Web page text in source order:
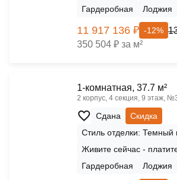
Гардеробная
Лоджия
11 917 136 ₽ -12%
350 504 ₽ за м²
1-комнатная, 37.7 м²
2 корпус, 4 секция, 9 этаж,
Сдана
Скидка
Стиль отделки: Темный
Живите сейчас -
Гардеробная
Лоджия